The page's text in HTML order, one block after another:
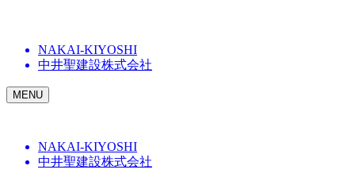
NAKAI-KIYOSHI
中井聖建設株式会社
MENU
NAKAI-KIYOSHI
中井聖建設株式会社